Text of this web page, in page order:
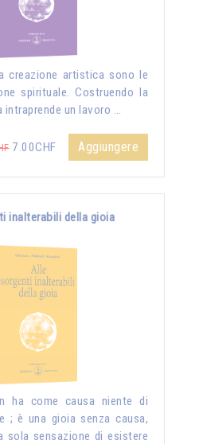
creazione artistica sono le
spirituale. Costruendo la
intraprende un lavoro …
7.00CHF Aggiungere
inalterabili della gioia
ha come causa niente di
; è una gioia senza causa,
sola sensazione di esistere